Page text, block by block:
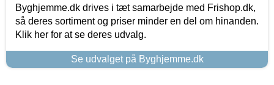
Byghjemme.dk drives i tæt samarbejde med Frishop.dk,
så deres sortiment og priser minder en del om hinanden.
Klik her for at se deres udvalg.
Se udvalget på Byghjemme.dk